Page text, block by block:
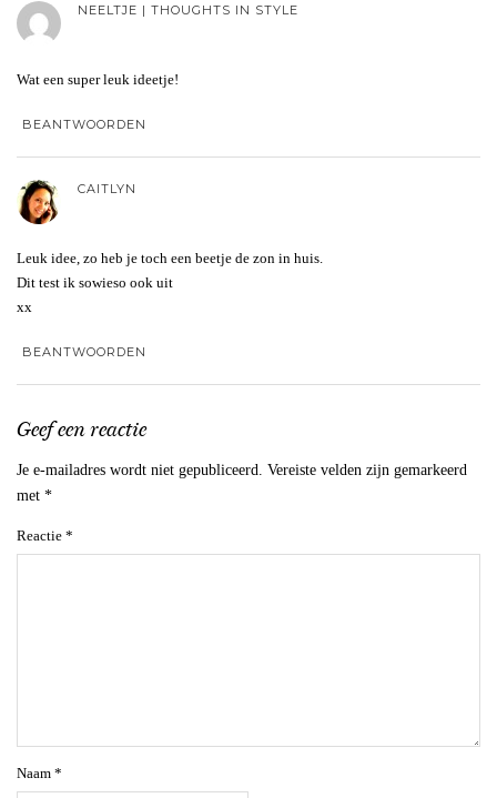
NEELTJE | THOUGHTS IN STYLE
Wat een super leuk ideetje!
BEANTWOORDEN
CAITLYN
Leuk idee, zo heb je toch een beetje de zon in huis.
Dit test ik sowieso ook uit
xx
BEANTWOORDEN
Geef een reactie
Je e-mailadres wordt niet gepubliceerd.
Vereiste velden zijn gemarkeerd
met *
Reactie *
Naam *